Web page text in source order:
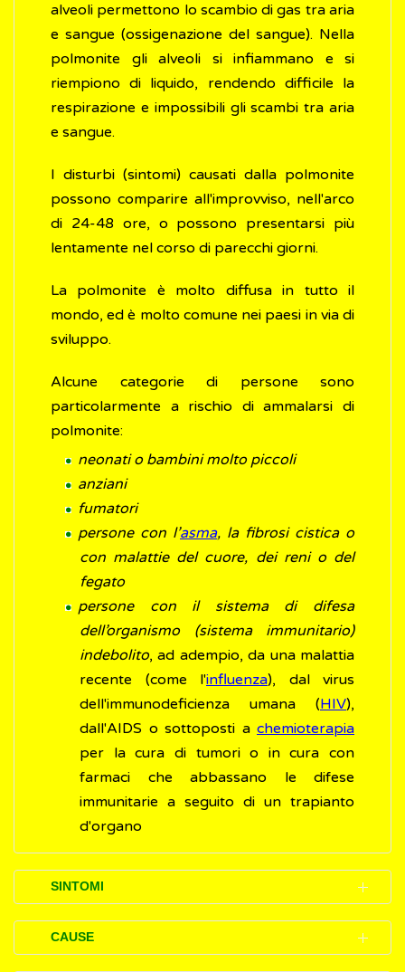
alveoli permettono lo scambio di gas tra aria
e sangue (ossigenazione del sangue). Nella
polmonite gli alveoli si infiammano e si
riempiono di liquido, rendendo difficile la
respirazione e impossibili gli scambi tra aria
e sangue.
I disturbi (sintomi) causati dalla polmonite
possono comparire all'improvviso, nell'arco
di 24-48 ore, o possono presentarsi più
lentamente nel corso di parecchi giorni.
La polmonite è molto diffusa in tutto il
mondo, ed è molto comune nei paesi in via di
sviluppo.
Alcune categorie di persone sono
particolarmente a rischio di ammalarsi di
polmonite:
neonati o bambini molto piccoli
anziani
fumatori
persone con l’asma, la fibrosi cistica o
con malattie del cuore, dei reni o del
fegato
persone con il sistema di difesa
dell’organismo (sistema immunitario)
indebolito, ad adempio, da una malattia
recente (come l'influenza), dal virus
dell'immunodeficienza umana (HIV),
dall'AIDS o sottoposti a chemioterapia
per la cura di tumori o in cura con
farmaci che abbassano le difese
immunitarie a seguito di un trapianto
d'organo
SINTOMI
Il medico di famiglia può accertare
(diagnosticare) la presenza della polmonite
CAUSE